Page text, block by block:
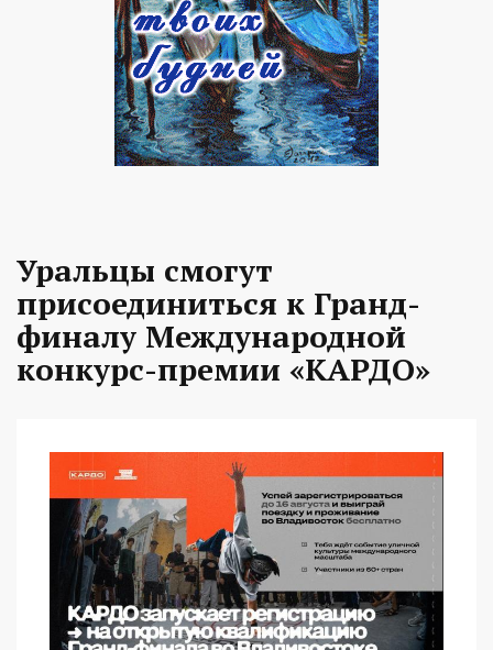
Уральцы смогут
присоединиться к Гранд-
финалу Международной
конкурс-премии «КАРДО»